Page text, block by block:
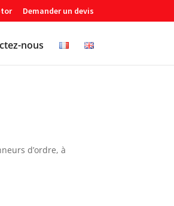
Demander un devis
nous
d’ordre, à